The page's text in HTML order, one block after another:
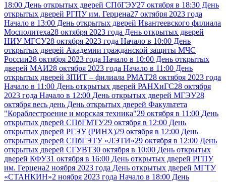
18:00 День открытых дверей СПбГЭУ27 октября в 18:30 День
открытых дверей РГПУ им. Герцена27 октября 2023 года
Начало в 13:00 День открытых дверей Ивантеевского филиала
Мосполитеха28 октября 2023 года День открытых дверей
НИУ МГСУ28 октября 2023 года Начало в 10:00 День
открытых дверей Академии гражданской защиты МЧС
России28 октября 2023 года Начало в 10:00 День открытых
дверей МАИ28 октября 2023 года Начало в 11:00 День
открытых дверей ЗПИТ – филиала РМАТ28 октября 2023 года
Начало в 11:00 День открытых дверей РАНХиГС28 октября
2023 года Начало в 12:00 День открытых дверей МГЭУ28
октября весь день День открытых дверей Факультета
"Кораблестроение и морская техника"29 октября в 11:00 День
открытых дверей СПбГМТУ29 октября в 12:00 День
открытых дверей РГЭУ (РИНХ)29 октября в 12:00 День
открытых дверей СПбГЭТУ «ЛЭТИ»29 октября в 12:00 День
открытых дверей СГУВТ30 октября в 10:00 День открытых
дверей КФУ31 октября в 16:00 День открытых дверей РГПУ
им. Герцена2 ноября 2023 года День открытых дверей МГТУ
«СТАНКИН»2 ноября 2023 года Начало в 18:00 День